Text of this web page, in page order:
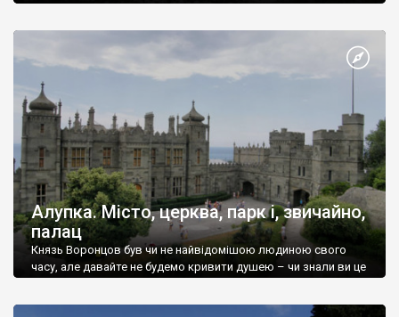
Алупка. Місто, церква, парк і, звичайно,
палац
Князь Воронцов був чи не найвідомішою людиною свого
часу, але давайте не будемо кривити душею – чи знали ви це